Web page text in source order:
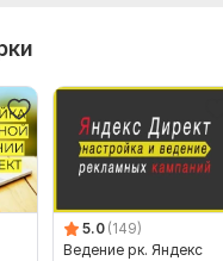
5.0 (149)
Ведение рк. Яндекс